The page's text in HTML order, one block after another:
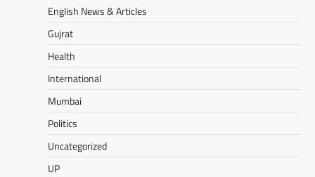
English News & Articles
Gujrat
Health
International
Mumbai
Politics
Uncategorized
UP